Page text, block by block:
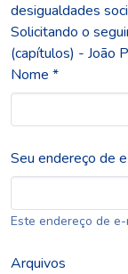
desigualdades
Solicitando o
(capítulos) - João
Nome *
Seu endereço de
Este endereço de
Arquivos